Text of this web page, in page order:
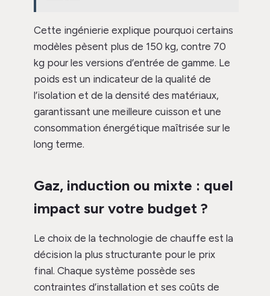
Cette ingénierie explique pourquoi certains
modèles pèsent plus de 150 kg, contre 70
kg pour les versions d’entrée de gamme. Le
poids est un indicateur de la qualité de
l’isolation et de la densité des matériaux,
garantissant une meilleure cuisson et une
consommation énergétique maîtrisée sur le
long terme.
Gaz, induction ou mixte : quel
impact sur votre budget ?
Le choix de la technologie de chauffe est la
décision la plus structurante pour le prix
final. Chaque système possède ses
contraintes d’installation et ses coûts de